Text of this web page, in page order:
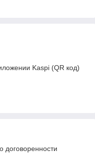
Kaspi (QR код)
договоренности